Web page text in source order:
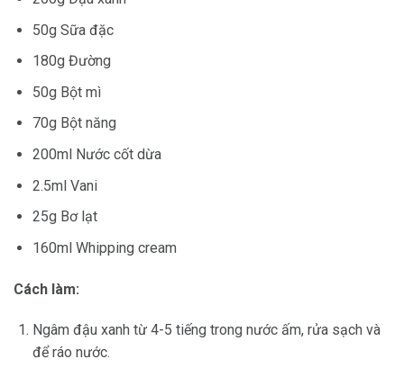
50g Sữa đặc
180g Đường
50g Bột mì
70g Bột năng
200ml Nước cốt dừa
2.5ml Vani
25g Bơ lạt
160ml Whipping cream
Cách làm:
Ngâm đậu xanh từ 4-5 tiếng trong nước ấm, rửa sạch và
để ráo nước.